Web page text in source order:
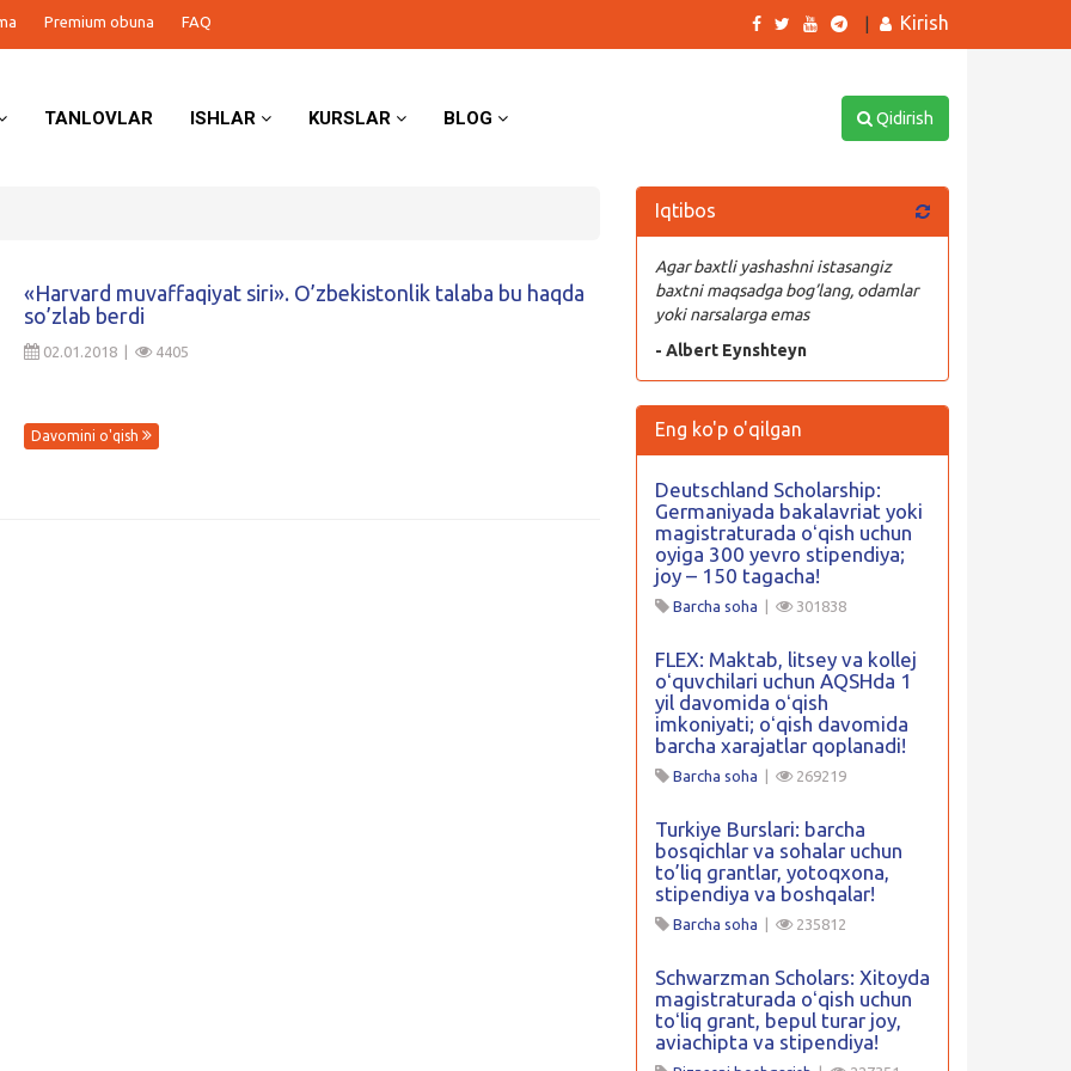
Premium obuna FAQ Kirish
TANLOVLAR ISHLAR KURSLAR BLOG Qidirish
«Harvard muvaffaqiyat siri». O’zbekistonlik talaba bu haqda
so’zlab berdi
02.01.2018 | 4405
Davomini o'qish
Iqtibos
Agar baxtli yashashni istasangiz
baxtni maqsadga bog’lang, odamlar
yoki narsalarga emas
- Albert Eynshteyn
Eng ko'p o'qilgan
Deutschland Scholarship:
Germaniyada bakalavriat yoki
magistraturada oʻqish uchun
oyiga 300 yevro stipendiya;
joy – 150 tagacha!
Barcha soha 301838
FLEX: Maktab, litsey va kollej
oʻquvchilari uchun AQSHda 1
yil davomida oʻqish
imkoniyati; oʻqish davomida
barcha xarajatlar qoplanadi!
Barcha soha 269219
Turkiye Burslari: barcha
bosqichlar va sohalar uchun
to’liq grantlar, yotoqxona,
stipendiya va boshqalar!
Barcha soha 235812
Schwarzman Scholars: Xitoyda
magistraturada oʻqish uchun
toʻliq grant, bepul turar joy,
aviachipta va stipendiya!